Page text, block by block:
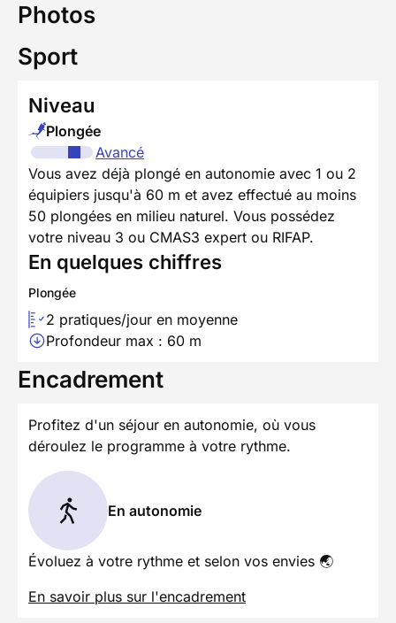
Photos
Sport
Niveau
Plongée
Avancé
Vous avez déjà plongé en autonomie avec 1 ou 2
équipiers jusqu'à 60 m et avez effectué au moins
50 plongées en milieu naturel. Vous possédez
votre niveau 3 ou CMAS3 expert ou RIFAP.
En quelques chiffres
Plongée
2 pratiques/jour en moyenne
Profondeur max : 60 m
Encadrement
Profitez d'un séjour en autonomie, où vous
déroulez le programme à votre rythme.
En autonomie
Évoluez à votre rythme et selon vos envies 🌏
En savoir plus sur l'encadrement